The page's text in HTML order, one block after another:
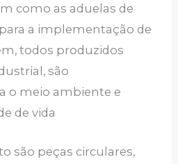
como as aduelas de
a implementação de
todos produzidos
são
o meio ambiente e
de vida
são peças circulares,